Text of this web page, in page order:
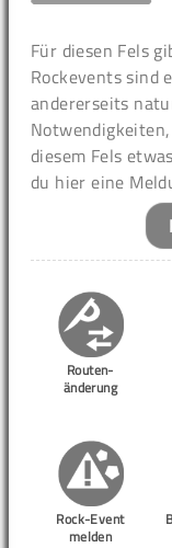
Für diesen Fels
Rockevents sind
andererseits
diesem Fels
du hier eine
Routen-
änderung
Rock-Event
melden